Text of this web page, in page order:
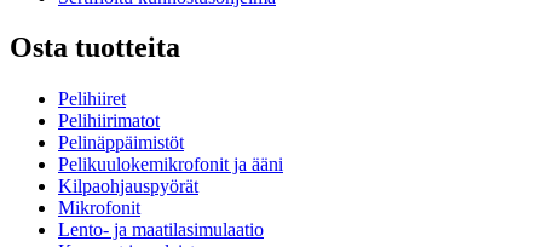
Osta tuotteita
Pelihiiret
Pelihiirimatot
Pelinäppäimistöt
Pelikuulokemikrofonit ja ääni
Kilpaohjauspyörät
Mikrofonit
Lento- ja maatilasimulaatio